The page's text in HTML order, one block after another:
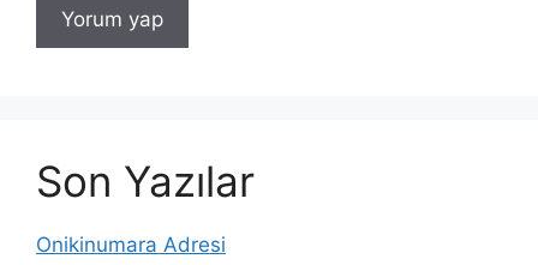
Son Yazılar
Onikinumara Adresi